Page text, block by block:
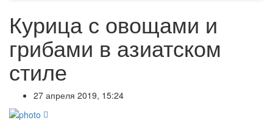
Курица с овощами и
грибами в азиатском
стиле
27 апреля 2019, 15:24